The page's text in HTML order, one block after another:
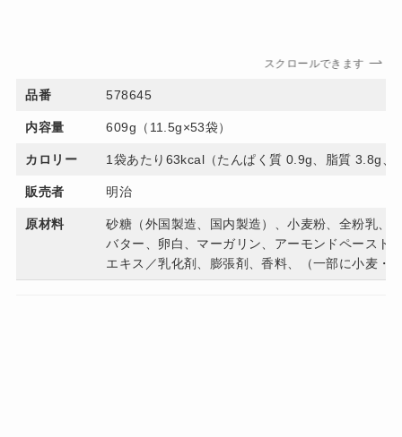
スクロールできます
品番 578645
内容量 609g（11.5g×53袋）
カロリー 1袋あたり63kcal（たんぱく質 0.9g、脂質 3.8g
販売者 明治
原材料
砂糖（外国製造、国内製造）、小麦粉、全粉乳、
バター、卵白、マーガリン、アーモンドペースト
エキス／乳化剤、膨張剤、香料、（一部に小麦・